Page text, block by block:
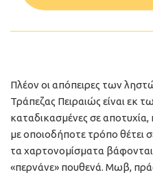
Πλέον οι απόπειρες των
Τράπεζας Πειραιώς είναι εκ
καταδικασμένες σε
με οποιοδήποτε τρόπο θέτει
τα χαρτονομίσματα
«περνάνε» πουθενά. Μωβ,